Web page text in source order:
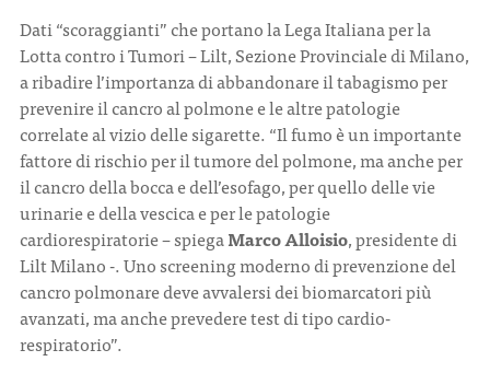
Dati “scoraggianti” che portano la Lega Italiana per la
Lotta contro i Tumori – Lilt, Sezione Provinciale di Milano,
a ribadire l’importanza di abbandonare il tabagismo per
prevenire il cancro al polmone e le altre patologie
correlate al vizio delle sigarette. “Il fumo è un importante
fattore di rischio per il tumore del polmone, ma anche per
il cancro della bocca e dell’esofago, per quello delle vie
urinarie e della vescica e per le patologie
cardiorespiratorie – spiegaMarco Alloisio, presidente di
Lilt Milano -. Uno screening moderno di prevenzione del
cancro polmonare deve avvalersi dei biomarcatori più
avanzati, ma anche prevedere test di tipo cardio-
respiratorio”.